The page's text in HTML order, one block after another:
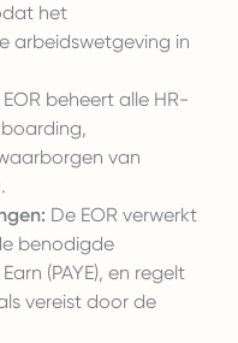
het
arbeidswetgeving in
EOR beheert alle HR-
van
De EOR verwerkt
benodigde
(PAYE), en regelt
vereist door de